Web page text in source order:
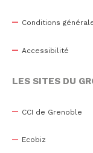
Conditions
Accessibilité
LES SITES DU
CCI de Grenoble
Ecobiz